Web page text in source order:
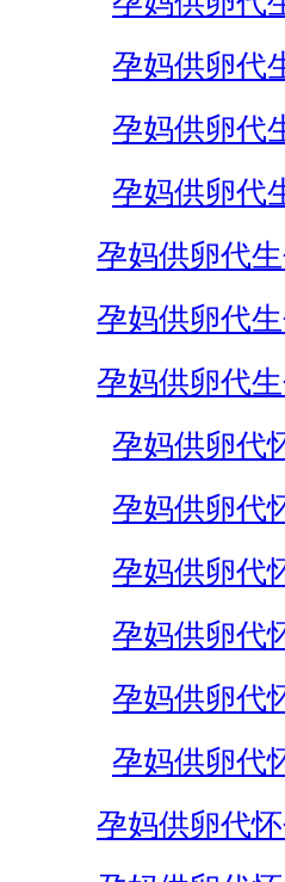
孕妈供卵代
孕妈供卵代
孕妈供卵代
孕妈供卵代
孕妈供卵代
孕妈供卵代
孕妈供卵代
孕妈供卵代
孕妈供卵代
孕妈供卵代
孕妈供卵代
孕妈供卵代
孕妈供卵代